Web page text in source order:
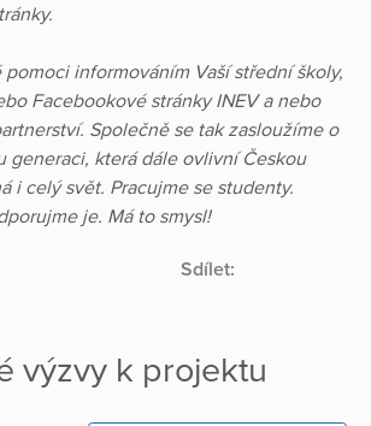
informováním Vaší střední školy,
Facebookové stránky INEV a nebo
Společně se tak zasloužíme o
generaci, která dále ovlivní Českou
i celý svět. Pracujme se studenty.
je. Má to smysl!
Sdílet:
výzvy k projektu